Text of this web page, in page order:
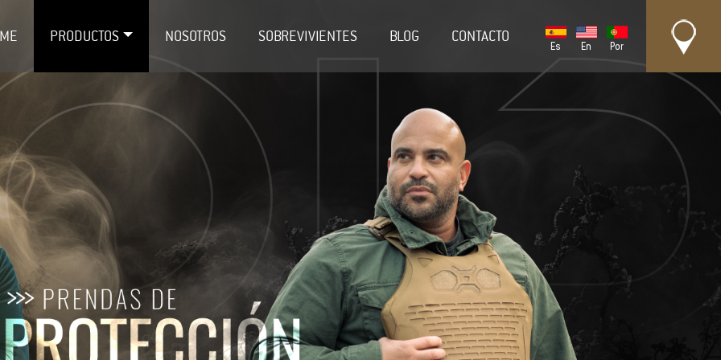
PRODUCTOS NOSOTROS SOBREVIVIENTES BLOG CONTACTO
Es En Por